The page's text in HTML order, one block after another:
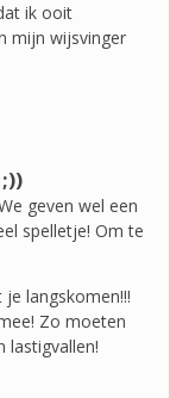
ik ooit
mijn wijsvinger
geven wel een
spelletje! Om te
langskomen!!!
Zo moeten
lastigvallen!